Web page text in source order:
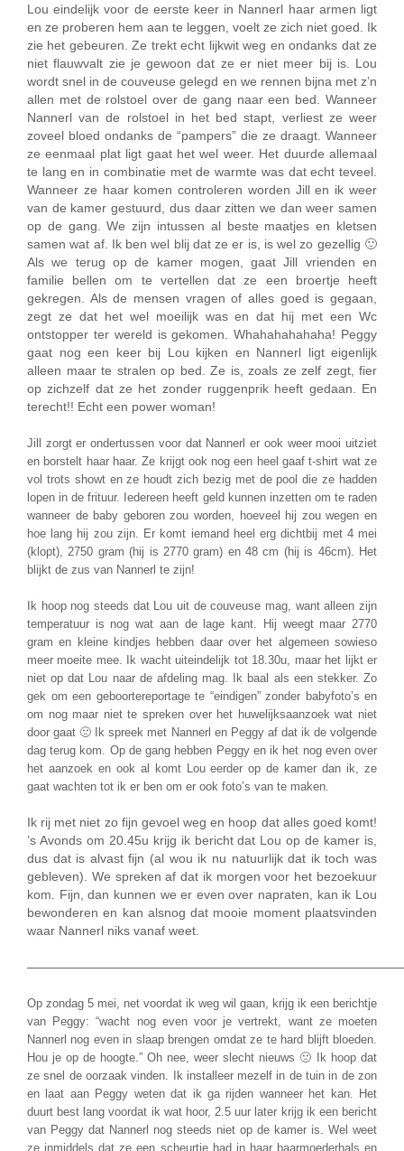
Lou eindelijk voor de eerste keer in Nannerl haar armen ligt
en ze proberen hem aan te leggen, voelt ze zich niet goed. Ik
zie het gebeuren. Ze trekt echt lijkwit weg en ondanks dat ze
niet flauwvalt zie je gewoon dat ze er niet meer bij is. Lou
wordt snel in de couveuse gelegd en we rennen bijna met z’n
allen met de rolstoel over de gang naar een bed. Wanneer
Nannerl van de rolstoel in het bed stapt, verliest ze weer
zoveel bloed ondanks de “pampers” die ze draagt. Wanneer
ze eenmaal plat ligt gaat het wel weer. Het duurde allemaal
te lang en in combinatie met de warmte was dat echt teveel.
Wanneer ze haar komen controleren worden Jill en ik weer
van de kamer gestuurd, dus daar zitten we dan weer samen
op de gang. We zijn intussen al beste maatjes en kletsen
samen wat af. Ik ben wel blij dat ze er is, is wel zo gezellig 🙂
Als we terug op de kamer mogen, gaat Jill vrienden en
familie bellen om te vertellen dat ze een broertje heeft
gekregen. Als de mensen vragen of alles goed is gegaan,
zegt ze dat het wel moeilijk was en dat hij met een Wc
ontstopper ter wereld is gekomen. Whahahahahaha! Peggy
gaat nog een keer bij Lou kijken en Nannerl ligt eigenlijk
alleen maar te stralen op bed. Ze is, zoals ze zelf zegt, fier
op zichzelf dat ze het zonder ruggenprik heeft gedaan. En
terecht!! Echt een power woman!
Jill zorgt er ondertussen voor dat Nannerl er ook weer mooi uitziet
en borstelt haar haar. Ze krijgt ook nog een heel gaaf t-shirt wat ze
vol trots showt en ze houdt zich bezig met de pool die ze hadden
lopen in de frituur. Iedereen heeft geld kunnen inzetten om te raden
wanneer de baby geboren zou worden, hoeveel hij zou wegen en
hoe lang hij zou zijn. Er komt iemand heel erg dichtbij met 4 mei
(klopt), 2750 gram (hij is 2770 gram) en 48 cm (hij is 46cm). Het
blijkt de zus van Nannerl te zijn!
Ik hoop nog steeds dat Lou uit de couveuse mag, want alleen zijn
temperatuur is nog wat aan de lage kant. Hij weegt maar 2770
gram en kleine kindjes hebben daar over het algemeen sowieso
meer moeite mee. Ik wacht uiteindelijk tot 18.30u, maar het lijkt er
niet op dat Lou naar de afdeling mag. Ik baal als een stekker. Zo
gek om een geboortereportage te “eindigen” zonder babyfoto’s en
om nog maar niet te spreken over het huwelijksaanzoek wat niet
door gaat 🙁 Ik spreek met Nannerl en Peggy af dat ik de volgende
dag terug kom. Op de gang hebben Peggy en ik het nog even over
het aanzoek en ook al komt Lou eerder op de kamer dan ik, ze
gaat wachten tot ik er ben om er ook foto’s van te maken.
Ik rij met niet zo fijn gevoel weg en hoop dat alles goed komt!
’s Avonds om 20.45u krijg ik bericht dat Lou op de kamer is,
dus dat is alvast fijn (al wou ik nu natuurlijk dat ik toch was
gebleven). We spreken af dat ik morgen voor het bezoekuur
kom. Fijn, dan kunnen we er even over napraten, kan ik Lou
bewonderen en kan alsnog dat mooie moment plaatsvinden
waar Nannerl niks vanaf weet.
Op zondag 5 mei, net voordat ik weg wil gaan, krijg ik een berichtje
van Peggy: “wacht nog even voor je vertrekt, want ze moeten
Nannerl nog even in slaap brengen omdat ze te hard blijft bloeden.
Hou je op de hoogte.” Oh nee, weer slecht nieuws 🙁 Ik hoop dat
ze snel de oorzaak vinden. Ik installeer mezelf in de tuin in de zon
en laat aan Peggy weten dat ik ga rijden wanneer het kan. Het
duurt best lang voordat ik wat hoor, 2.5 uur later krijg ik een bericht
van Peggy dat Nannerl nog steeds niet op de kamer is. Wel weet
ze inmiddels dat ze een scheurtje had in haar baarmoederhals en